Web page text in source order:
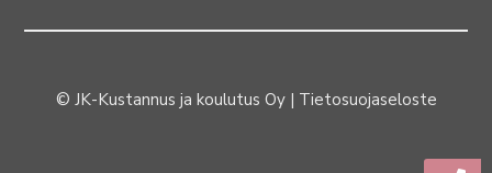
© JK-Kustannus ja koulutus Oy | Tietosuojaseloste